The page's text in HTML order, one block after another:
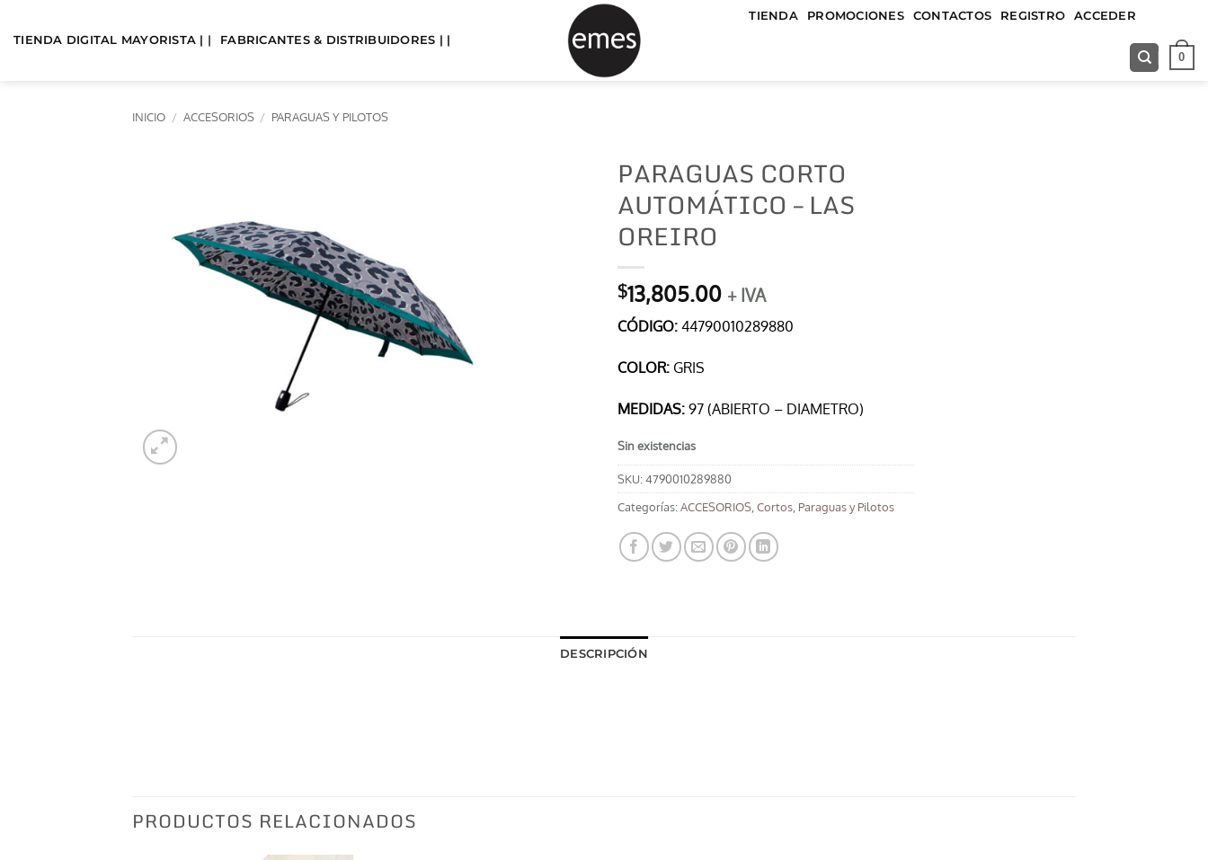
TIENDA DIGITAL MAYORISTA | | FABRICANTES & DISTRIBUIDORES | |
TIENDA PROMOCIONES CONTACTOS REGISTRO ACCEDER
0
INICIO / ACCESORIOS / PARAGUAS Y PILOTOS
PARAGUAS CORTO
AUTOMÁTICO – LAS
OREIRO
$13,805.00 + IVA
CÓDIGO: 44790010289880
COLOR: GRIS
MEDIDAS: 97 (ABIERTO – DIAMETRO)
Sin existencias
SKU:4790010289880
Categorías:ACCESORIOS Cortos Paraguas y Pilotos
DESCRIPCIÓN
PRODUCTOS RELACIONADOS